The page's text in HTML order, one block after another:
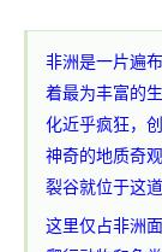
非洲是一片遍
着最为丰富的
化近乎疯狂，
神奇的地质奇
裂谷就位于这
这里仅占非洲